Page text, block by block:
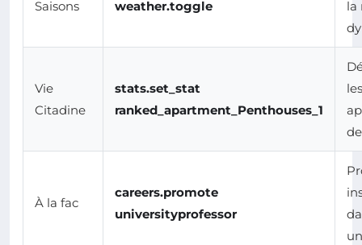
Saisons weather.toggle
la
Vie
Citadine
stats.set_stat
ranked_apartment_Penthouses_1
les
À la fac
careers.promote
universityprofessor